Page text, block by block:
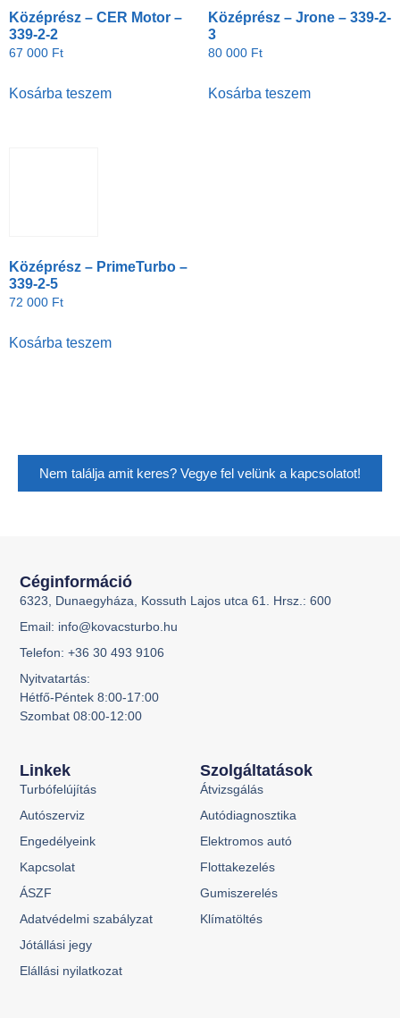
Középrész – CER Motor –
339-2-2
67 000 Ft
Kosárba teszem
Középrész – Jrone – 339-2-
3
80 000 Ft
Kosárba teszem
Középrész – PrimeTurbo –
339-2-5
72 000 Ft
Kosárba teszem
Nem találja amit keres? Vegye fel velünk a kapcsolatot!
Szolgáltatások
Átvizsgálás
Autódiagnosztika
Elektromos autó
Flottakezelés
Gumiszerelés
Klímatöltés
Linkek
Turbófelújítás
Autószerviz
Engedélyeink
Kapcsolat
ÁSZF
Adatvédelmi szabályzat
Jótállási jegy
Elállási nyilatkozat
Céginformáció
6323, Dunaegyháza, Kossuth Lajos utca 61. Hrsz.: 600
Email: info@kovacsturbo.hu
Telefon: +36 30 493 9106
Nyitvatartás:
Hétfő-Péntek 8:00-17:00
Szombat 08:00-12:00